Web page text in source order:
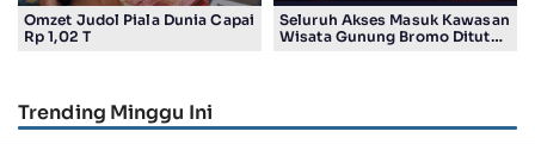
Omzet Judol Piala Dunia Capai
Rp 1,02 T
Seluruh Akses Masuk Kawasan
Wisata Gunung Bromo Ditutup
Trending Minggu Ini